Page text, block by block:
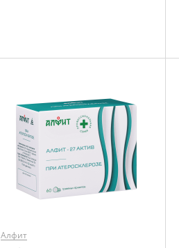
Алфит